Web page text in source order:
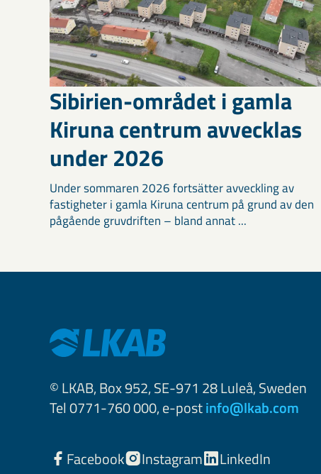
Sibirien-området i gamla
Kiruna centrum avvecklas
under 2026
Under sommaren 2026 fortsätter avveckling av
fastigheter i gamla Kiruna centrum på grund av den
pågående gruvdriften – bland annat ...
© LKAB, Box 952, SE-971 28 Luleå, Sweden
Tel 0771-760 000, e-postinfo@lkab.com
Facebook Instagram LinkedIn